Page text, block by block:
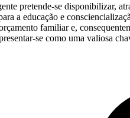
pretende-se disponibilizar,
a educação e
familiar e,
se como uma valiosa